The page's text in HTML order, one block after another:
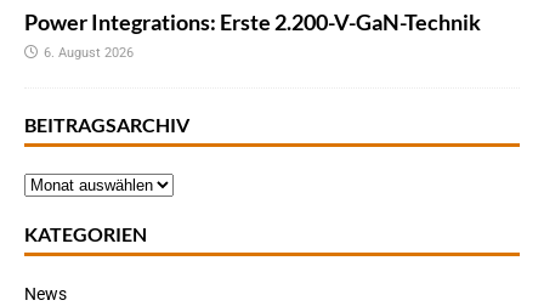
Power Integrations: Erste 2.200-V-GaN-Technik
6. August 2026
BEITRAGSARCHIV
KATEGORIEN
News